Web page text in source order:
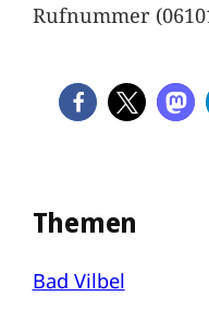
Rufnummer
Themen
Bad Vilbel